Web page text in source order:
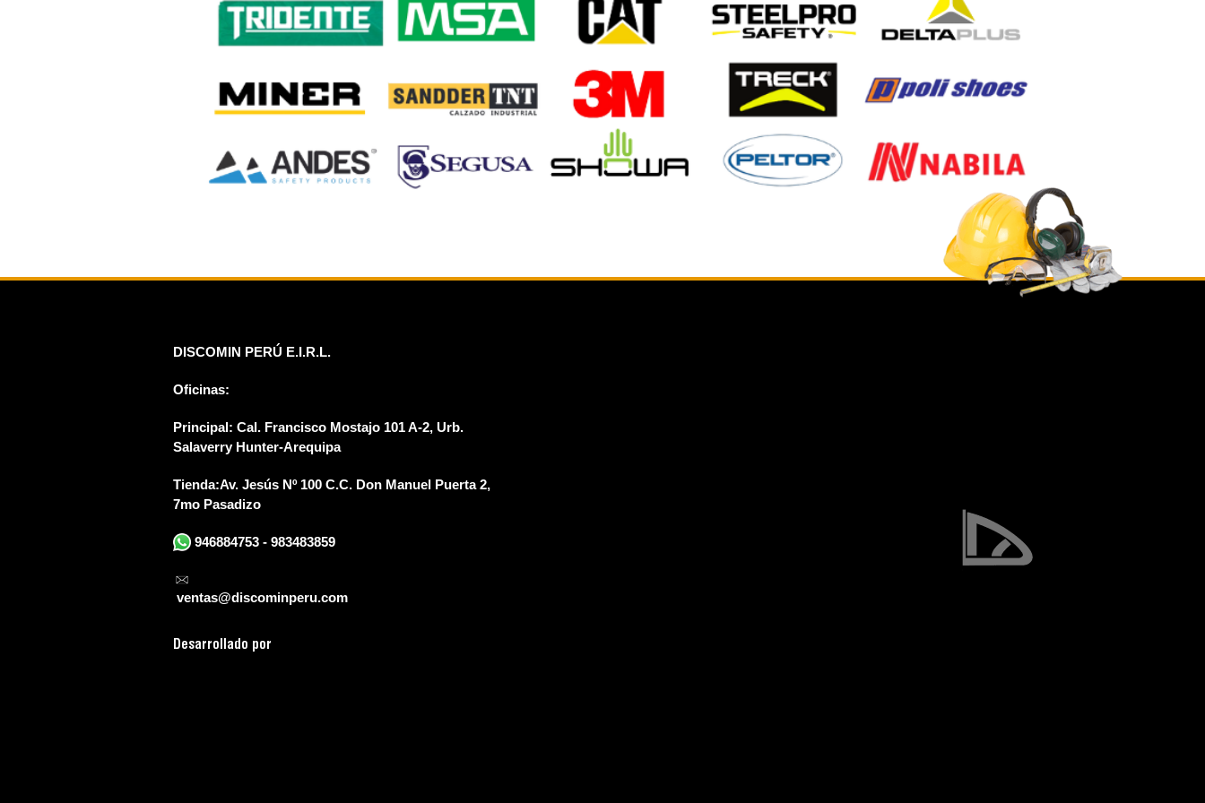
DISCOMIN PERÚ E.I.R.L.
Oficinas:
Principal: Cal. Francisco Mostajo 101 A-2, Urb.
Salaverry Hunter-Arequipa
Tienda:Av. Jesús Nº 100 C.C. Don Manuel Puerta 2,
7mo Pasadizo
946884753 - 983483859
ventas@discominperu.com
Desarrollado por